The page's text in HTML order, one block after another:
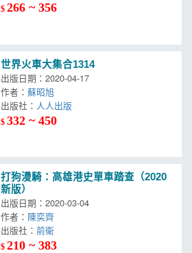
$266 ~ 356
世界火車大集合1314
出版日期：2020-04-17
作者：蘇昭旭
出版社：
$332 ~ 450
打狗漫騎：高雄港史單車踏查（2020
新版）
出版日期：2020-03-04
作者： 陳奕齊
出版社：
$210 ~ 383